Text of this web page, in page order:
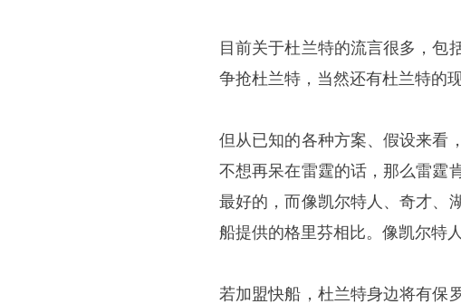
目前关于杜兰特的流言很多，包
争抢杜兰特，当然还有杜兰特的
但从已知的各种方案、假设来看
不想再呆在雷霆的话，那么雷霆
最好的，而像凯尔特人、奇才、
船提供的格里芬相比。像凯尔特
若加盟快船，杜兰特身边将有保